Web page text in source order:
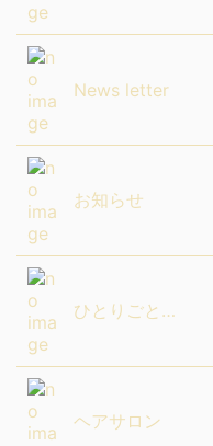
News letter
お知らせ
ひとりごと…
ヘアサロン